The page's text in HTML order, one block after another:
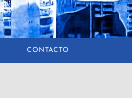
CONTACTO